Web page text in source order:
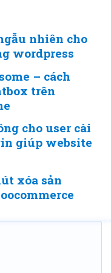
nhiên cho
wordpress
– cách
trên
cho user cài
giúp website
xóa sản